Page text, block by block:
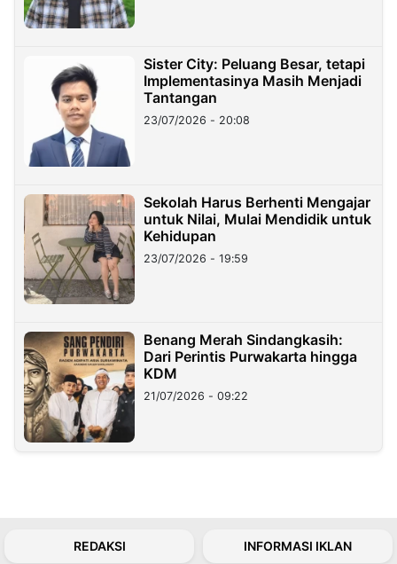
Sister City: Peluang Besar, tetapi
Implementasinya Masih Menjadi
Tantangan
23/07/2026 - 20:08
Sekolah Harus Berhenti Mengajar
untuk Nilai, Mulai Mendidik untuk
Kehidupan
23/07/2026 - 19:59
Benang Merah Sindangkasih:
Dari Perintis Purwakarta hingga
KDM
21/07/2026 - 09:22
REDAKSI INFORMASI IKLAN